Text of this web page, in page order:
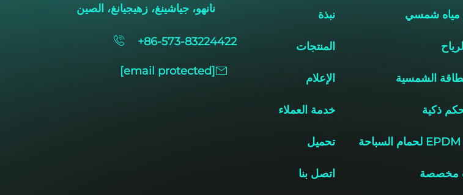
شمسي
الشمسية
ذكية
مخصصة
نبذة
المنتجات
الإعلام
خدمة العملاء
تحميل
اتصل بنا
نانهو، جياشينغ، زهيجيانغ، الصين
+86-573-83224422
[email protected]